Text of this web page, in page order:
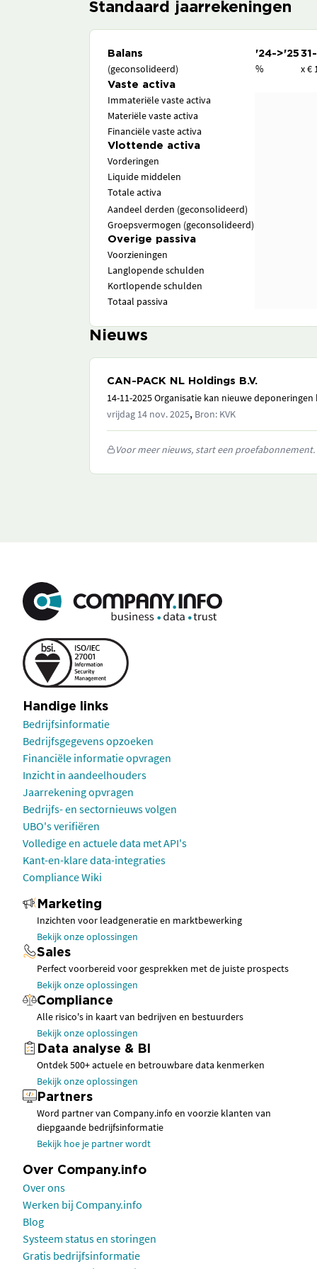
Standaard jaarrekeningen
Balans '24->'25
(geconsolideerd) % x €
Vaste activa
Immateriële vaste activa
Materiële vaste activa
Financiële vaste activa
Vlottende activa
Vorderingen
Liquide middelen
Totale activa
Aandeel derden (geconsolideerd)
Groepsvermogen (geconsolideerd)
Overige passiva
Voorzieningen
Langlopende schulden
Kortlopende schulden
Totaal passiva
Nieuws
CAN-PACK NL Holdings B.V.
14-11-2025 Organisatie kan nieuwe
vrijdag 14 nov. 2025, Bron: KVK
Voor meer nieuws, start een proefabonnement.
Handige links
Bedrijfsinformatie
Bedrijfsgegevens opzoeken
Financiële informatie opvragen
Inzicht in aandeelhouders
Jaarrekening opvragen
Bedrijfs- en sectornieuws volgen
UBO's verifiëren
Volledige en actuele data met API's
Kant-en-klare data-integraties
Compliance Wiki
Marketing
Inzichten voor leadgeneratie en marktbewerking
Bekijk onze oplossingen
Sales
Perfect voorbereid voor gesprekken met de juiste prospects
Bekijk onze oplossingen
Compliance
Alle risico's in kaart van bedrijven en bestuurders
Bekijk onze oplossingen
Data analyse & BI
Ontdek 500+ actuele en betrouwbare data kenmerken
Bekijk onze oplossingen
Partners
Word partner van Company.info en voorzie klanten van
diepgaande bedrijfsinformatie
Bekijk hoe je partner wordt
Over Company.info
Over ons
Werken bij Company.info
Blog
Systeem status en storingen
Gratis bedrijfsinformatie